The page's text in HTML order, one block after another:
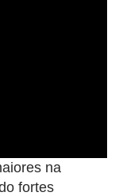
na
fortes